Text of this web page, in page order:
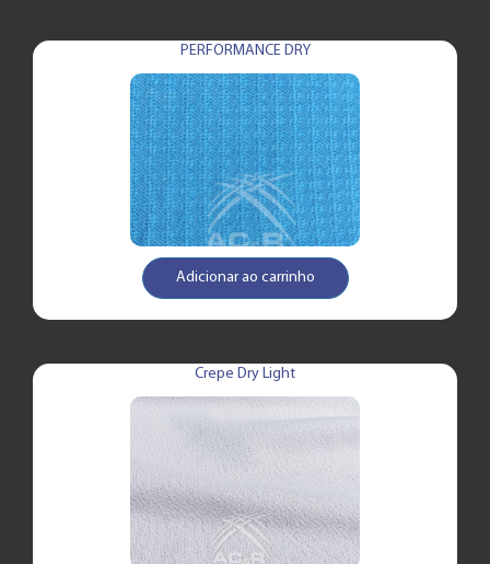
PERFORMANCE DRY
Adicionar ao carrinho
Crepe Dry Light